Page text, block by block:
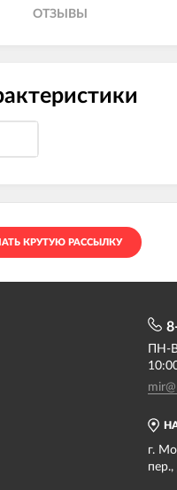
ОТЗЫВЫ
КРУТУЮ РАССЫЛКУ
г.
ПН-